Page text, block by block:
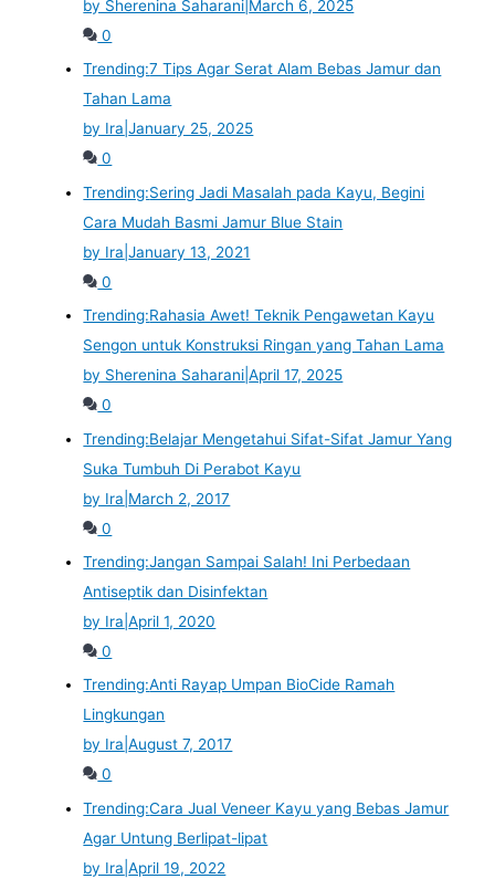
by Sherenina Saharani March 6, 2025
0
Trending:7 Tips Agar Serat Alam Bebas Jamur dan
Tahan Lama
by Ira |January 25, 2025
0
Trending:Sering Jadi Masalah pada Kayu, Begini
Cara Mudah Basmi Jamur Blue Stain
by Ira |January 13, 2021
0
Trending:Rahasia Awet! Teknik Pengawetan Kayu
Sengon untuk Konstruksi Ringan yang Tahan Lama
by Sherenina Saharani |April 17, 2025
0
Trending:Belajar Mengetahui Sifat-Sifat Jamur Yang
Suka Tumbuh Di Perabot Kayu
by Ira March 2, 2017
0
Trending:Jangan Sampai Salah! Ini Perbedaan
Antiseptik dan Disinfektan
by Ira |April 1, 2020
0
Trending:Anti Rayap Umpan BioCide Ramah
Lingkungan
by Ira |August 7, 2017
0
Trending:Cara Jual Veneer Kayu yang Bebas Jamur
Agar Untung Berlipat-lipat
by Ira |April 19, 2022